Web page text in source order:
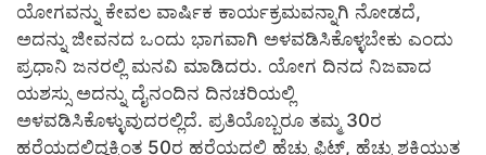
ಯೋಗವನ್ನು ಕೇವಲ ವಾರ್ಷಿಕ ಕಾರ್ಯಕ್ರಮವನ್ನಾಗಿ ನೋಡದೆ,
ಅದನ್ನು ಜೀವನದ ಒಂದು ಭಾಗವಾಗಿ ಅಳವಡಿಸಿಕೊಳ್ಳಬೇಕು ಎಂದು
ಪ್ರಧಾನಿ ಜನರಲ್ಲಿ ಮನವಿ ಮಾಡಿದರು. ಯೋಗ ದಿನದ ನಿಜವಾದ
ಯಶಸ್ಸು ಅದನ್ನು ದೈನಂದಿನ ದಿನಚರಿಯಲ್ಲಿ
ಅಳವಡಿಸಿಕೊಳ್ಳುವುದರಲ್ಲಿದೆ. ಪ್ರತಿಯೊಬ್ಬರೂ ತಮ್ಮ 30ರ
ಹರೆಯದಲ್ಲಿದ್ದಕ್ಕಿಂತ 50ರ ಹರೆಯದಲ್ಲಿ ಹೆಚ್ಚು ಫಿಟ್, ಹೆಚ್ಚು ಶಕ್ತಿಯುತ